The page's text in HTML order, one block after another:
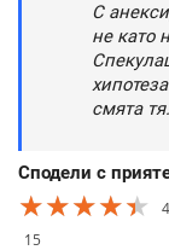
С
не като
смята тя.
Сподели с
★★★★★
★★★★★
★★★★★
15